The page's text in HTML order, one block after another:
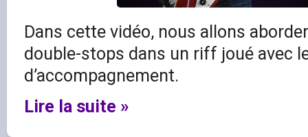
Dans cette vidéo, nous allons
double-stops dans un riff joué avec
d’accompagnement.
Lire la suite »